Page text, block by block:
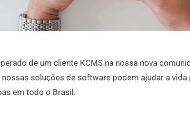
de um cliente KCMS na nossa nova
soluções de software podem ajudar a
em todo o Brasil.